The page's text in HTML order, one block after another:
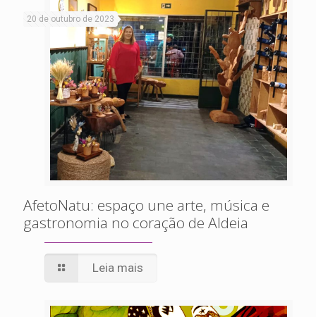
20 de outubro de 2023
AfetoNatu: espaço une arte, música e
gastronomia no coração de Aldeia
Leia mais